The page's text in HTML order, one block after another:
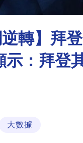
逆轉】拜
：拜登
大數據